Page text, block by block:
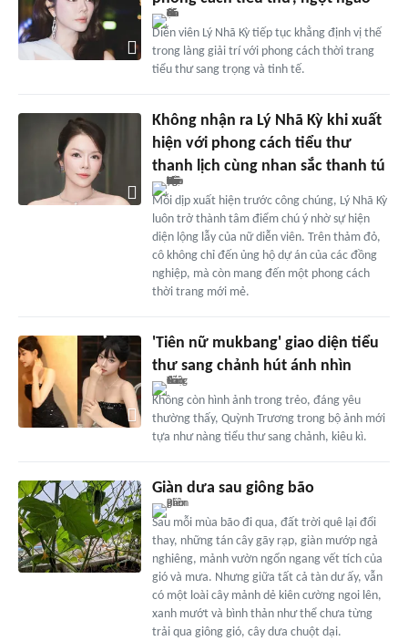
Diễn viên Lý Nhã Kỳ tiếp tục khẳng định vị thế
trong làng giải trí với phong cách thời trang
tiểu thư sang trọng và tinh tế.
Không nhận ra Lý Nhã Kỳ khi xuất
hiện với phong cách tiểu thư
thanh lịch cùng nhan sắc thanh tú
Mỗi dịp xuất hiện trước công chúng, Lý Nhã Kỳ
luôn trở thành tâm điểm chú ý nhờ sự hiện
diện lộng lẫy của nữ diễn viên. Trên thảm đỏ,
cô không chỉ đến ủng hộ dự án của các đồng
nghiệp, mà còn mang đến một phong cách
thời trang mới mẻ.
'Tiên nữ mukbang' giao diện tiểu
thư sang chảnh hút ánh nhìn
Không còn hình ảnh trong trẻo, đáng yêu
thường thấy, Quỳnh Trương trong bộ ảnh mới
tựa như nàng tiểu thư sang chảnh, kiêu kì.
Giàn dưa sau giông bão
Sau mỗi mùa bão đi qua, đất trời quê lại đổi
thay, những tán cây gãy rạp, giàn mướp ngả
nghiêng, mảnh vườn ngổn ngang vết tích của
gió và mưa. Nhưng giữa tất cả tàn dư ấy, vẫn
có một loài cây mảnh dẻ kiên cường ngoi lên,
xanh mướt và bình thản như thể chưa từng
trải qua giông gió, cây dưa chuột dại.